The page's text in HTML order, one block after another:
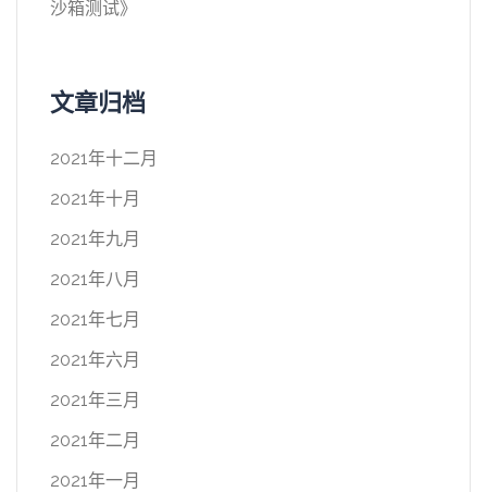
沙箱测试》
文章归档
2021年十二月
2021年十月
2021年九月
2021年八月
2021年七月
2021年六月
2021年三月
2021年二月
2021年一月